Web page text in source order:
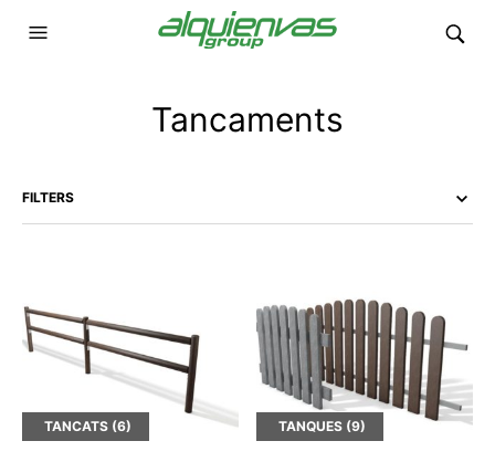
Tancaments
FILTERS
TANCATS (6) TANQUES (9)